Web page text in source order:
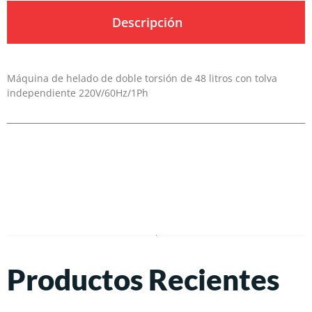
Descripción
Máquina de helado de doble torsión de 48 litros con tolva
independiente 220V/60Hz/1Ph
Productos Recientes